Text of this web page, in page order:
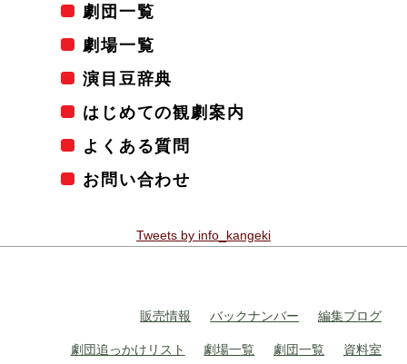
劇団一覧
劇場一覧
演目豆辞典
はじめての観劇案内
よくある質問
お問い合わせ
Tweets by info_kangeki
販売情報 バックナンバー 編集ブログ
劇団追っかけリスト 劇場一覧 劇団一覧
資料室